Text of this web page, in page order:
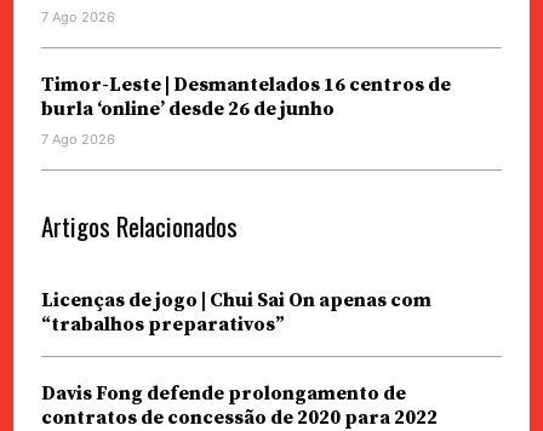
7 Ago 2026
Timor-Leste | Desmantelados 16 centros de
burla ‘online’ desde 26 de junho
7 Ago 2026
Artigos Relacionados
Licenças de jogo | Chui Sai On apenas com
“trabalhos preparativos”
Davis Fong defende prolongamento de
contratos de concessão de 2020 para 2022